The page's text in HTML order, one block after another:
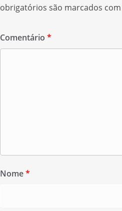
obrigatórios são marcados com
Comentário *
Nome*